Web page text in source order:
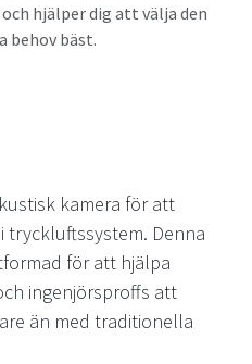
hjälper dig att välja den
behov bäst.
kamera för att
tryckluftssystem. Denna
för att hjälpa
ingenjörsproffs att
än med traditionella